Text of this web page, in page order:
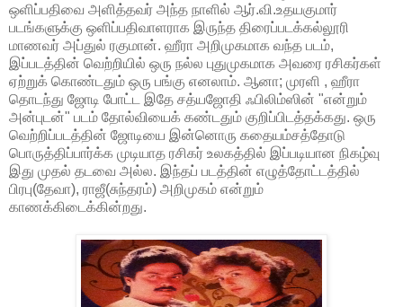
ஒளிப்பதிவை அளித்தவர் அந்த நாளில் ஆர்.வி.உதயகுமார்
படங்களுக்கு ஒளிப்பதிவாளராக இருந்த திரைப்படக்கல்லூரி
மாணவர் அப்துல் ரகுமான். ஹீரா அறிமுகமாக வந்த படம்,
இப்படத்தின் வெற்றியில் ஒரு நல்ல புதுமுகமாக அவரை ரசிகர்கள்
ஏற்றுக் கொண்டதும் ஒரு பங்கு எனலாம். ஆனா; முரளி , ஹீரா
தொடந்து ஜோடி போட்ட இதே சத்யஜோதி ஃபிலிம்ஸின் "என்றும்
அன்புடன்" படம் தோல்வியைக் கண்டதும் குறிப்பிடத்தக்கது. ஒரு
வெற்றிப்படத்தின் ஜோடியை இன்னொரு கதையம்சத்தோடு
பொருத்திப்பார்க்க முடியாத ரசிகர் உலகத்தில் இப்படியான நிகழ்வு
இது முதல் தடவை அல்ல. இந்தப் படத்தின் எழுத்தோட்டத்தில்
பிரபு(தேவா), ராஜீ(சுந்தரம்) அறிமுகம் என்றும்
காணக்கிடைக்கின்றது.